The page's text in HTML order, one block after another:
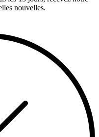
nouvelles.